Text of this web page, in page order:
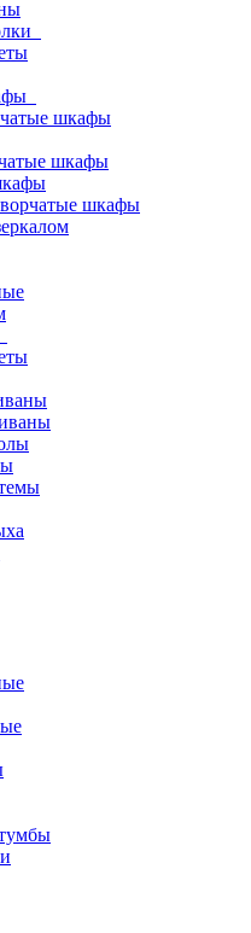
шкафы
шкафы
шкафы